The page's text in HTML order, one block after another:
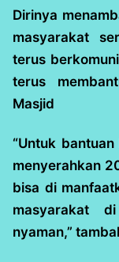
Dirinya
masyarakat
terus
terus
Masjid
“Untuk
menyerahkan
bisa di
masyarakat
nyaman,”